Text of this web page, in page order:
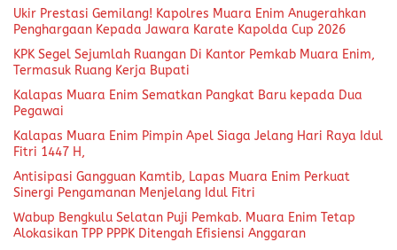
Ukir Prestasi Gemilang! Kapolres Muara Enim Anugerahkan
Penghargaan Kepada Jawara Karate Kapolda Cup 2026
KPK Segel Sejumlah Ruangan Di Kantor Pemkab Muara Enim,
Termasuk Ruang Kerja Bupati
Kalapas Muara Enim Sematkan Pangkat Baru kepada Dua
Pegawai
Kalapas Muara Enim Pimpin Apel Siaga Jelang Hari Raya Idul
Fitri 1447 H,
Antisipasi Gangguan Kamtib, Lapas Muara Enim Perkuat
Sinergi Pengamanan Menjelang Idul Fitri
Wabup Bengkulu Selatan Puji Pemkab. Muara Enim Tetap
Alokasikan TPP PPPK Ditengah Efisiensi Anggaran